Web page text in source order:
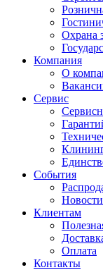
Охрана
Компания
О
Сервис
События
Новости
Клиентам
Оплата
Контакты